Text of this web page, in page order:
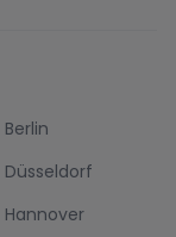
Berlin
Düsseldorf
Hannover